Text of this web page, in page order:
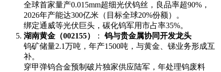
全球首家量产0.015mm超细光伏钨丝，良品率超90%，
2026年产能达300亿米（目标全球20%份额）。
绑定通威等光伏巨头，碳化钨军用市占率35%。
​湖南黄金（002155）​
​： ​​钨与贵金属协同开发龙头​
钨矿储量2.1万吨，年产1500吨，与黄金、锑业务形成互
补。
穿甲弹钨合金预制破片独家供应陆军，年处理钨废料